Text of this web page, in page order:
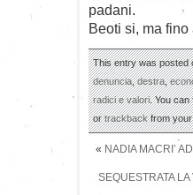
padani.
Beoti si, ma
This entry was posted
denuncia,destra,
radici e valori. You
ortrackbackfrom your
« NADIA MACRI’
SEQUESTRATA